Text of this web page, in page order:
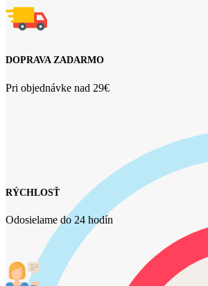
DOPRAVA ZADARMO
Pri objednávke nad 29€
RÝCHLOSŤ
Odosielame do 24 hodín